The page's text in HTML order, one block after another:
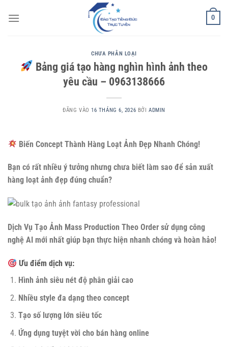
qua
0
CHƯA PHÂN LOẠI
Bảng giá tạo hàng nghìn hình ảnh theo
yêu cầu – 0963138666
ĐĂNG VÀO16 THÁNG 6, 2026 BỞI ADMIN
Biến Concept Thành Hàng Loạt Ảnh Đẹp Nhanh Chóng!
Bạn có rất nhiều ý tưởng nhưng chưa biết làm sao để sản xuất
hàng loạt ảnh đẹp đúng chuẩn?
Dịch Vụ Tạo Ảnh Mass Production Theo Order sử dụng công
nghệ AI mới nhất giúp bạn thực hiện nhanh chóng và hoàn hảo!
Ưu điểm dịch vụ:
Hình ảnh siêu nét độ phân giải cao
Nhiều style đa dạng theo concept
Tạo số lượng lớn siêu tốc
Ứng dụng tuyệt vời cho bán hàng online